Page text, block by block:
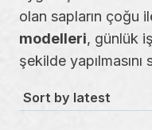
olan sapların çoğu
modelleri, günlük
şekilde yapılmasını